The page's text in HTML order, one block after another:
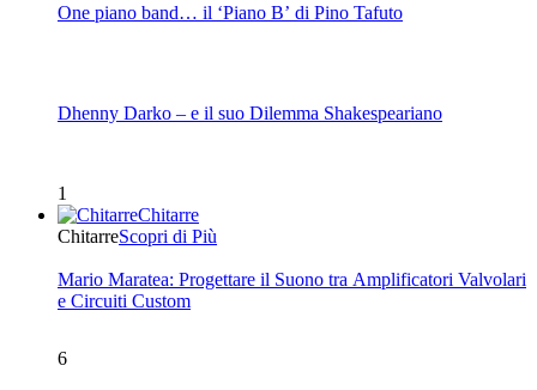
One piano band… il ‘Piano B’ di Pino Tafuto
Dhenny Darko – e il suo Dilemma Shakespeariano
1
Chitarre
ChitarreScopri di Più
Mario Maratea: Progettare il Suono tra Amplificatori Valvolari
e Circuiti Custom
6